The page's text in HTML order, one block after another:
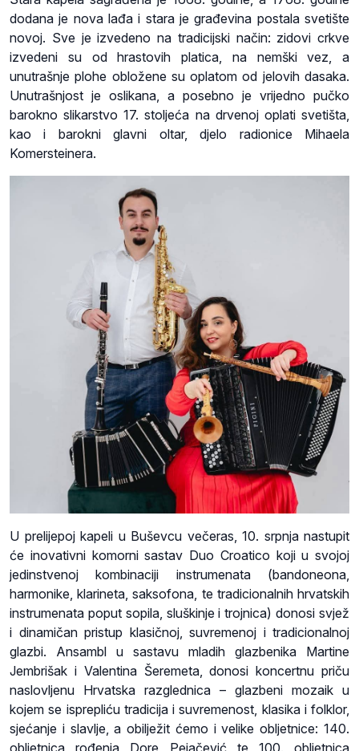
dodana je nova lađa i stara je građevina postala svetište
novoj. Sve je izvedeno na tradicijski način: zidovi crkve
izvedeni su od hrastovih platica, na nemški vez, a
unutrašnje plohe obložene su oplatom od jelovih dasaka.
Unutrašnjost je oslikana, a posebno je vrijedno pučko
barokno slikarstvo 17. stoljeća na drvenoj oplati svetišta,
kao i barokni glavni oltar, djelo radionice Mihaela
Komersteinera.
U prelijepoj kapeli u Buševcu večeras, 10. srpnja nastupit
će inovativni komorni sastav Duo Croatico koji u svojoj
jedinstvenoj kombinaciji instrumenata (bandoneona,
harmonike, klarineta, saksofona, te tradicionalnih hrvatskih
instrumenata poput sopila, sluškinje i trojnica) donosi svjež
i dinamičan pristup klasičnoj, suvremenoj i tradicionalnoj
glazbi. Ansambl u sastavu mladih glazbenika Martine
Jembrišak i Valentina Šeremeta, donosi koncertnu priču
naslovljenu Hrvatska razglednica – glazbeni mozaik u
kojem se isprepliću tradicija i suvremenost, klasika i folklor,
sjećanje i slavlje, a obilježit ćemo i velike obljetnice: 140.
obljetnica rođenja Dore Pejačević te 100. obljetnica